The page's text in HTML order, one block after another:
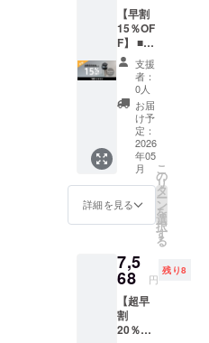
般販売
予定価
格：
5,980円
（税
込） ※
表示価
格は送
料込み
です。
※ご注文
状況、
使用部
材の供
上の都
合など
により
出荷時
期が遅
れる場
【早割
15％OF
F】 ■リ
ターン
内容 ・
CanHol
der ×１
セット
■価格
[本体価
15%OF
F：
5,083円
（税
込）] +
1,200
円] 一般
販売予
定価
格：
5,980円
支援
者：
0人
お届
け予
定：
2026
年05
月
詳細を見る
こ
の
リ
タ
ー
ン
を
選
択
す
る
7,5
68 円
残り8
【超早
割
20％OF